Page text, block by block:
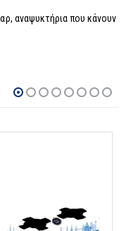
αναψυκτήρια που κάνουν